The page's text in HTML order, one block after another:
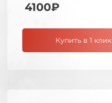
4100₽
Купить в 1 клик